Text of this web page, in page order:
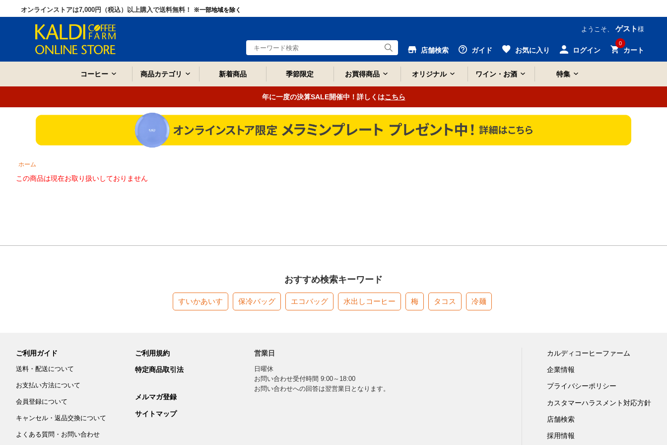
オンラインストアは7,000円（税込）以上購入で送料無料！ ※一部地域を除く
ようこそ、 ゲスト 様
店舗検索 ガイド お気に入り ログイン
0
カート
コーヒー 商品カテゴリ 新着商品 季節限定 お買得商品 オリジナル ワイン・お酒 特集
年に一度の決算SALE開催中！詳しくはこちら
ホーム
この商品は現在お取り扱いしておりません
おすすめ検索キーワード
すいかあいす 保冷バッグ エコバッグ 水出しコーヒー 梅 タコス 冷麺
ご利用ガイド
送料・配送について
お支払い方法について
会員登録について
キャンセル・返品交換について
よくある質問・お問い合わせ
ご利用規約
特定商品取引法
メルマガ登録
サイトマップ
営業日
日曜休
お問い合わせ受付時間 9:00～18:00
お問い合わせへの回答は翌営業日となります。
カルディコーヒーファーム
企業情報
プライバシーポリシー
カスタマーハラスメント対応方針
店舗検索
採用情報